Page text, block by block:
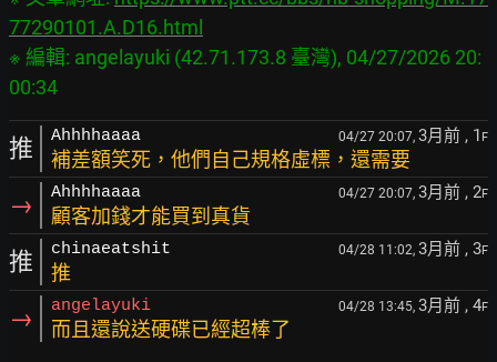
77290101.A.D16.html
※ 編輯: angelayuki (42.71.173.8 臺灣), 04/27/2026 20:
推 Ahhhhaaaa 04/27 20:07, 3月前 , 1 F
補差額笑死，他們自己規格虛標，還需要
→ Ahhhhaaaa 04/27 20:07, 3月前 , 2F
顧客加錢才能買到真貨
推 chinaeatshit 04/28 11:02, 3月前 , 3F
推
→ angelayuki 04/28 13:45, 3月前 , 4F
而且還說送硬碟已經超棒了